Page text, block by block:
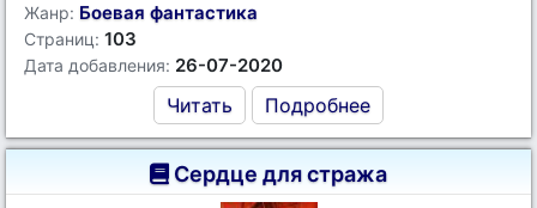
Жанр: Боевая фантастика
Страниц: 103
Дата добавления: 26-07-2020
Читать Подробнее
Сердце для стража